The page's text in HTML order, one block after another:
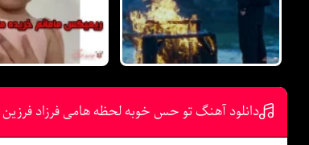
دانلود آهنگ تو حس خوبه لحظه هامی فرزاد فرزین